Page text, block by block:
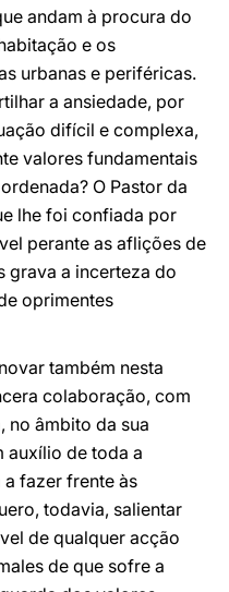
andam à procura do
e os
urbanas e periféricas.
a ansiedade, por
difícil e complexa,
valores fundamentais
O Pastor da
lhe foi confiada por
perante as aflições de
grava a incerteza do
oprimentes
também nesta
colaboração, com
no âmbito da sua
auxílio de toda a
fazer frente às
todavia, salientar
de qualquer acção
de que sofre a